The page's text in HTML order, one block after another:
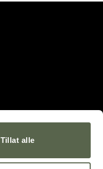
Tillat alle